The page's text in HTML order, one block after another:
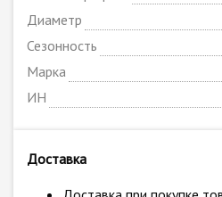
Диаметр
Сезонность
Марка
ИН
Доставка